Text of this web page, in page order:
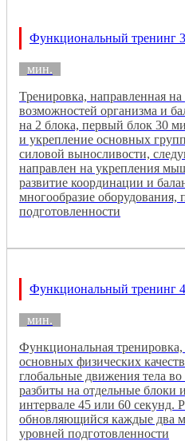
Функциональный тренинг
мин.
Тренировка, направленная
возможностей организма и
на 2 блока, первый блок 30
и укрепление основных
силовой выносливости,
направлен на укрепления
развитие координации и
многообразие оборудования,
подготовленности
Функциональный тренинг
мин.
Функциональная тренировка,
основных физических
глобальные движения тела во
разбиты на отдельные
интервале 45 или 60 секунд.
обновляющийся каждые два
уровней подготовленности